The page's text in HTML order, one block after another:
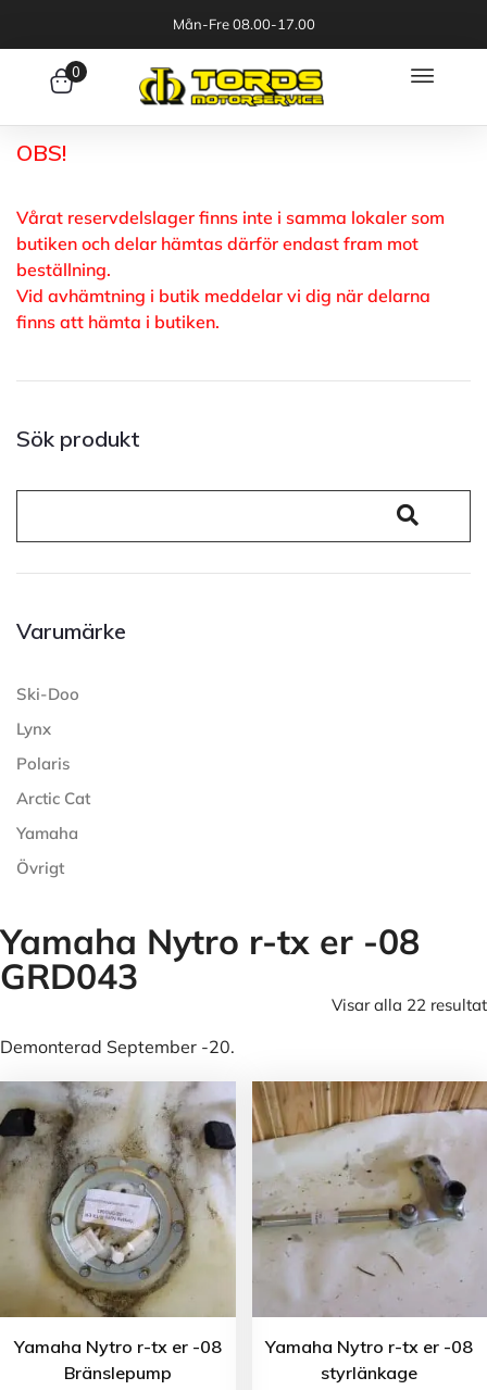
Mån-Fre 08.00-17.00
0
OBS!
Vårat reservdelslager finns inte i samma lokaler som
butiken och delar hämtas därför endast fram mot
beställning.
Vid avhämtning i butik meddelar vi dig när delarna
finns att hämta i butiken.
Sök produkt
Varumärke
Ski-Doo
Lynx
Polaris
Arctic Cat
Yamaha
Övrigt
Yamaha Nytro r-tx er -08
GRD043
Visar alla 22 resultat
Demonterad September -20.
Yamaha Nytro r-tx er -08
Bränslepump
Yamaha Nytro r-tx er -08
styrlänkage